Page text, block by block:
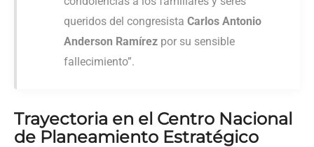
queridos del congresista Carlos Antonio
Anderson Ramírez por su sensible
fallecimiento”.
Trayectoria en el Centro Nacional
de Planeamiento Estratégico